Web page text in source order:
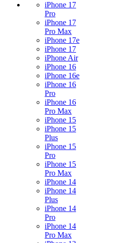
iPhone 17
Pro
iPhone 17
Pro Max
iPhone 17e
iPhone 17
iPhone Air
iPhone 16
iPhone 16e
iPhone 16
Pro
iPhone 16
Pro Max
iPhone 15
iPhone 15
Plus
iPhone 15
Pro
iPhone 15
Pro Max
iPhone 14
iPhone 14
Plus
iPhone 14
Pro
iPhone 14
Pro Max